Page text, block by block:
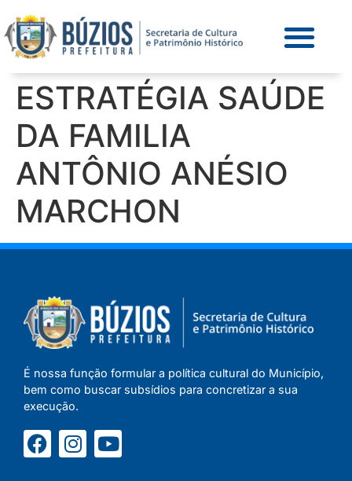
ESTRATÉGIA SAÚDE
DA FAMILIA
ANTÔNIO ANÉSIO
MARCHON
É nossa função formular a política cultural do Município,
bem como buscar subsídios para concretizar a sua
execução.